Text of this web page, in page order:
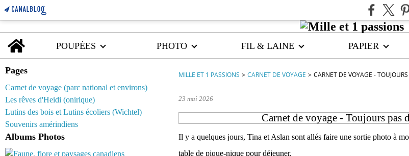
Home
POUPÉES
PHOTO FIL & LAINE PAPIER
Pages
Carnet de voyage (parc national et environs)
Les rêves d'Heidi (onirique)
Lutins des bois et Lutins écoliers (Wichtel)
Souvenirs amérindiens
Albums Photos
MILLE ET 1 PASSIONS > CARNET DE VOYAGE > CARNET DE VOYAGE -
23 mai 2026
Carnet de voyage - Toujours pas
Il y a quelques jours, Tina et Aslan sont allés faire une sortie photo à
table de pique-nique pour déjeuner.